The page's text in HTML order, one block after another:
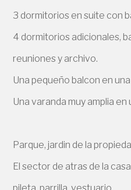
3 dormitorios en suite con
4 dormitorios adicionales,
reuniones y archivo.
Una pequeño balcon en
Una varanda muy amplia
Parque, jardin de la
El sector de atras de la